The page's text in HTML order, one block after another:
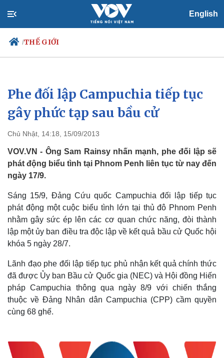
English
/THẾ GIỚI
Chính trị
Đảng
Tổ chức nhân sự
Nhận diện sự thật
Xã hội
Tin 24h
Dự báo thời tiết
Việc làm
Biển đảo
Phe đối lập Campuchia tiếp tục
gây phức tạp sau bầu cử
Chủ Nhật, 14:18, 15/09/2013
VOV.VN - Ông Sam Rainsy nhấn mạnh, phe đối lập sẽ
phát động biểu tình tại Phnom Penh liên tục từ nay đến
ngày 17/9.
Sáng 15/9, Đảng Cứu quốc Campuchia đối lập tiếp tục
phát động một cuộc biểu tình lớn tại thủ đô Phnom Penh
nhằm gây sức ép lên các cơ quan chức năng, đòi thành
lập một ủy ban điều tra độc lập về kết quả bầu cử Quốc hội
khóa 5 ngày 28/7.
Lãnh đạo phe đối lập tiếp tục phủ nhận kết quả chính thức
đã được Ủy ban Bầu cử Quốc gia (NEC) và Hội đồng Hiến
pháp Campuchia thông qua ngày 8/9 với chiến thắng
thuộc về Đảng Nhân dân Campuchia (CPP) cầm quyền
cùng 68 ghế.